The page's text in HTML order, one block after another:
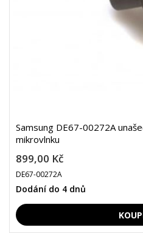
Samsung DE67-00272A
mikrovlnku
899,00 Kč
DE67-00272A
Dodání do 4 dnů